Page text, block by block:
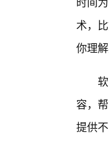
术，
你理
容，
提供